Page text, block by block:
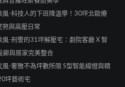
風-科技人的下班降溫學！30坪北歐療
煞與高壓日常
風-刑警的31坪解壓宅：劇院客廳 X 智
廊與居家完美整合
風-奢雅不為坪數所限 S型智能線燈與精
坪藝術宅